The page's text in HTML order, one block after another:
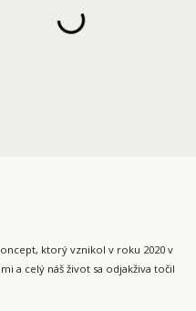
ktorý vznikol v roku 2020 v
a celý náš život sa odjakživa točil